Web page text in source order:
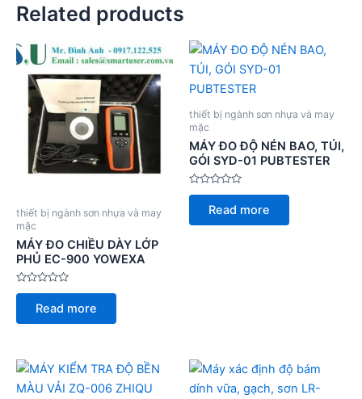
Related products
thiết bị ngành sơn nhựa và may
mặc
MÁY ĐO CHIỀU DÀY LỚP
PHỦ EC-900 YOWEXA
Rated
of
Read more
thiết bị ngành sơn nhựa và may
mặc
MÁY ĐO ĐỘ NÉN BAO, TÚI,
GÓI SYD-01 PUBTESTER
Rated
of
Read more